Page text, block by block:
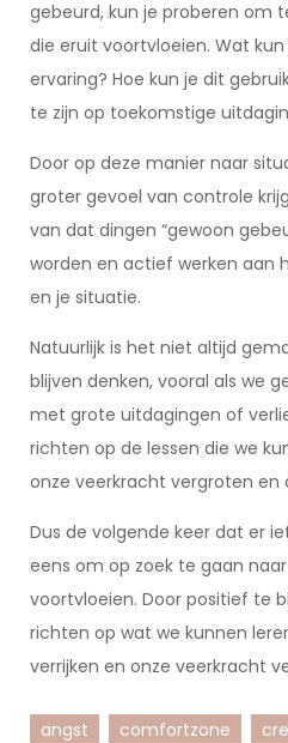
gebeurd, kun je proberen om
die eruit voortvloeien. Wat
ervaring? Hoe kun je dit
te zijn op toekomstige
Door op deze manier naar
groter gevoel van controle
van dat dingen “gewoon
worden en actief werken aan
en je situatie.
Natuurlijk is het niet altijd
blijven denken, vooral als we
met grote uitdagingen of
richten op de lessen die we
onze veerkracht vergroten en
Dus de volgende keer dat er
eens om op zoek te gaan
voortvloeien. Door positief te
richten op wat we kunnen
verrijken en onze veerkracht
angst comfortzone